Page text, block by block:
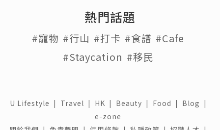
熱門話題
#寵物 #行山 #打卡 #食譜 #Cafe
#Staycation #移民
U Lifestyle | Travel | HK | Beauty | Food | Blog |
e-zone